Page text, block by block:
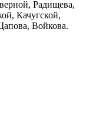
Радищева,
Качугской,
Войкова.